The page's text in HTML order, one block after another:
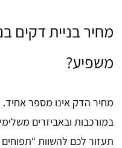
מחיר בניית דקים
משפיע?
מחיר הדק אינו מספר
במורכבות ובאביזרים
תעזור לכם להשוות